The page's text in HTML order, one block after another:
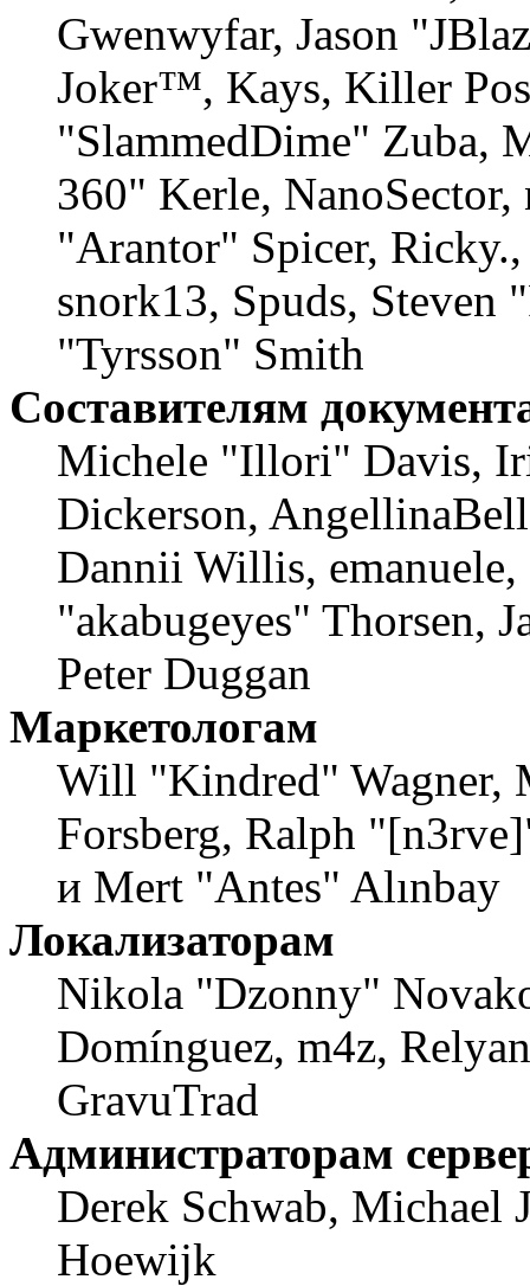
Gwenwyfar, Jason
Joker™, Kays, Killer
"SlammedDime" Zuba,
360" Kerle,
"Arantor" Spicer,
snork13, Spuds, Steven
"Tyrsson" Smith
Составителям
Michele "Illori" Davis,
Dickerson,
Dannii Willis, emanuele,
"akabugeyes" Thorsen,
Peter Duggan
Маркетологам
Will "Kindred" Wagner,
Forsberg, Ralph
и Mert "Antes" Alınbay
Локализаторам
Nikola "Dzonny"
Domínguez, m4z,
GravuTrad
Администраторам
Derek Schwab, Michael
Hoewijk